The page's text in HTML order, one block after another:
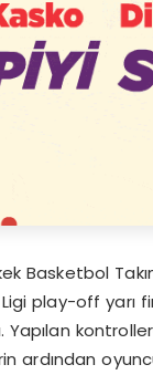
Basketbol
play-off yarı
Yapılan
ardından